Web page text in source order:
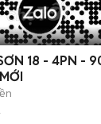
18 - 4PN -